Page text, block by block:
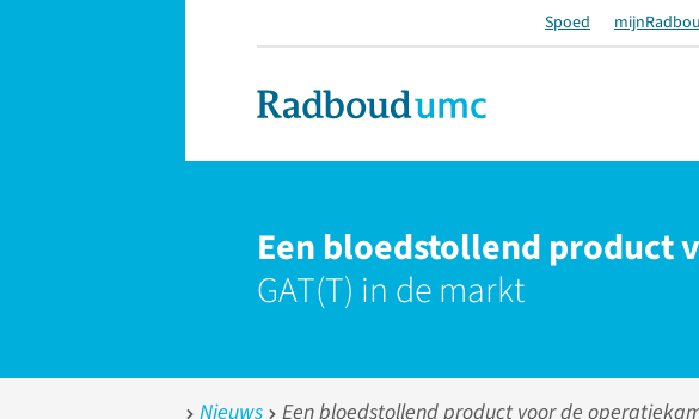
Spoed
Een bloedstollend product
GAT(T) in de markt
Nieuws Een bloedstollend product voor de